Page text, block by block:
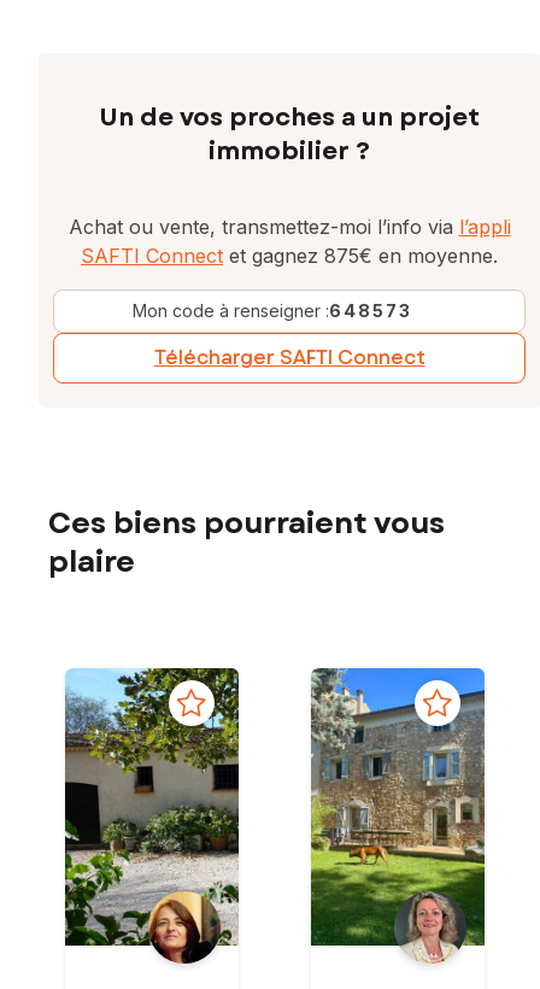
Un de vos proches a un projet
immobilier ?
Achat ou vente, transmettez-moi l’info via l’appli
SAFTI Connect et gagnez 875€ en moyenne.
Mon code à renseigner :648573
Télécharger SAFTI Connect
Ces biens pourraient vous
plaire